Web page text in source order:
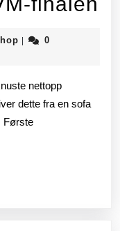
billigefotballshop
|
0
nettopp
dette fra en sofa
Første